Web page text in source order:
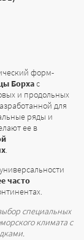
форм-
Борхас
и продольных
для
ряды и
ее в
.
часто
специальных
климата с